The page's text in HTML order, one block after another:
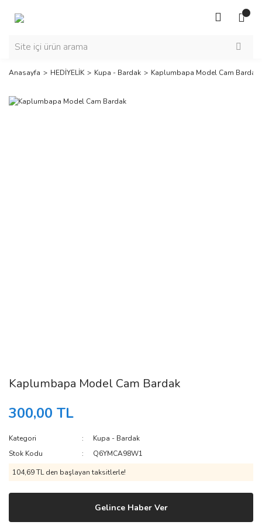
Anasayfa HEDİYELİK Kupa - Bardak Kaplumbapa Model Cam Bardak
Kaplumbapa Model Cam Bardak
300,00 TL
Kategori
Kupa - Bardak
Stok Kodu
Q6YMCA98W1
104,69 TL den başlayan taksitlerle!
Gelince Haber Ver